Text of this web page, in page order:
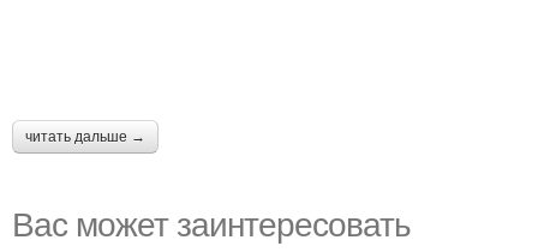
читать дальше →
Вас может заинтересовать